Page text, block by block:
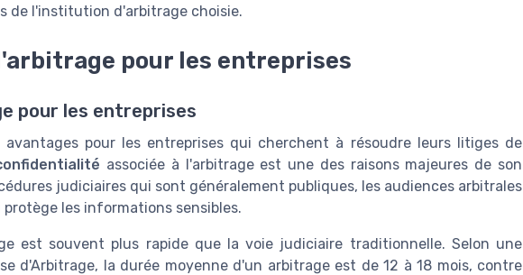
de l'institution d'arbitrage choisie.
pour les entreprises
pour les entreprises
avantages pour les entreprises qui cherchent à résoudre leurs litiges de
associée à l'arbitrage est une des raisons majeures de son
judiciaires qui sont généralement publiques, les audiences arbitrales
les informations sensibles.
est souvent plus rapide que la voie judiciaire traditionnelle. Selon une
d'Arbitrage, la durée moyenne d'un arbitrage est de 12 à 18 mois, contre